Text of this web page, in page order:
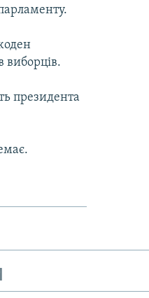
виборців.
президента